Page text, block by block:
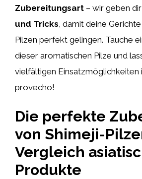
Zubereitungsart – wir geben
und Tricks , damit deine
Pilzen perfekt gelingen. Tauche
dieser aromatischen Pilze und
vielfältigen Einsatzmöglichkeiten
provecho!
Die perfekte
von Shimeji-
Vergleich
Produkte